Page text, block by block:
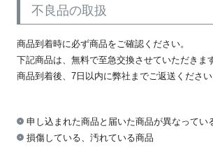
不良品の取扱
商品到着時に必ず商品をご確認ください。
下記商品は、無料で至急交換させていただきま
商品到着後、7日以内に弊社までご返送ください
申し込まれた商品と届いた商品が異なってい
損傷している、汚れている商品